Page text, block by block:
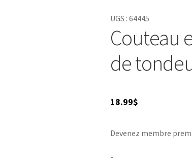
UGS : 64445
Couteau
de
18.99$
Devenez membre
-